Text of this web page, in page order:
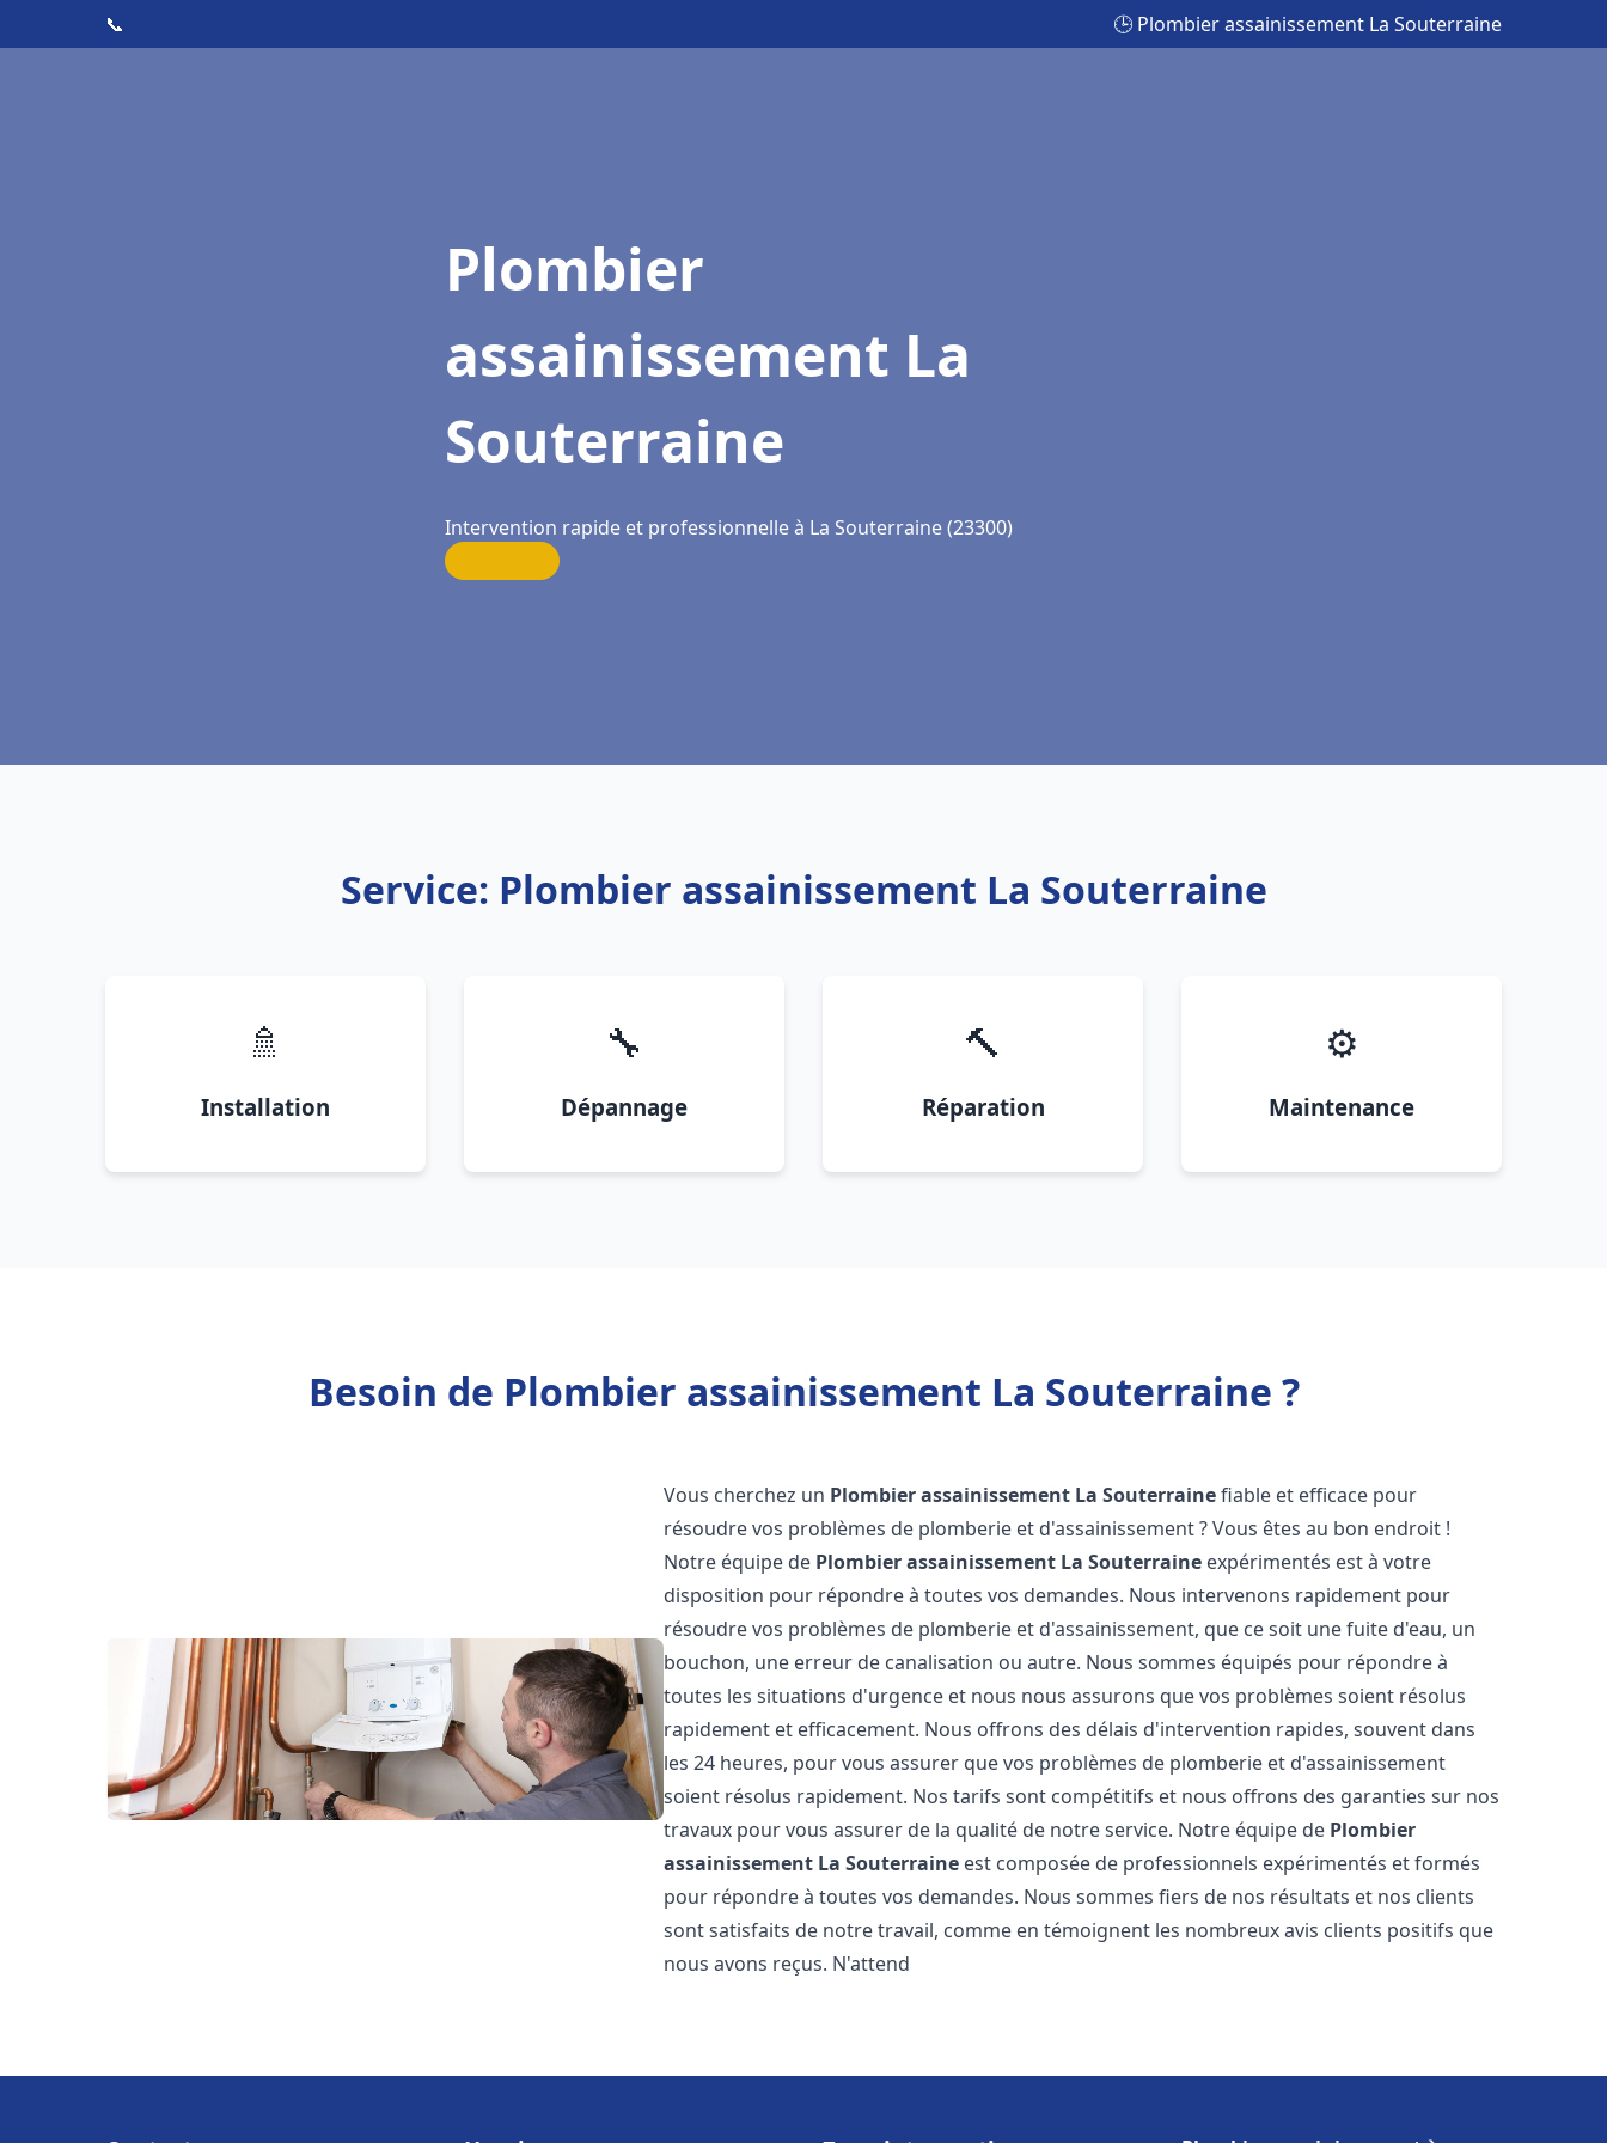
📞 🕒 Plombier assainissement La Souterraine
Plombier
assainissement La
Souterraine
Intervention rapide et professionnelle à La Souterraine (23300)
Service: Plombier assainissement La Souterraine
🚿
Installation
🔧
Dépannage
🔨
Réparation
⚙️
Maintenance
Besoin de Plombier assainissement La Souterraine ?
Vous cherchez un Plombier assainissement La Souterrainefiable et efficace pour
résoudre vos problèmes de plomberie et d'assainissement ? Vous êtes au bon endroit !
Notre équipe de Plombier assainissement La Souterraine expérimentés est à votre
disposition pour répondre à toutes vos demandes. Nous intervenons rapidement pour
résoudre vos problèmes de plomberie et d'assainissement, que ce soit une fuite d'eau, un
bouchon, une erreur de canalisation ou autre. Nous sommes équipés pour répondre à
toutes les situations d'urgence et nous nous assurons que vos problèmes soient résolus
rapidement et efficacement. Nous offrons des délais d'intervention rapides, souvent dans
les 24 heures, pour vous assurer que vos problèmes de plomberie et d'assainissement
soient résolus rapidement. Nos tarifs sont compétitifs et nous offrons des garanties sur nos
travaux pour vous assurer de la qualité de notre service. Notre équipe de Plombier
assainissement La Souterraine est composée de professionnels expérimentés et formés
pour répondre à toutes vos demandes. Nous sommes fiers de nos résultats et nos clients
sont satisfaits de notre travail, comme en témoignent les nombreux avis clients positifs que
nous avons reçus. N'attend